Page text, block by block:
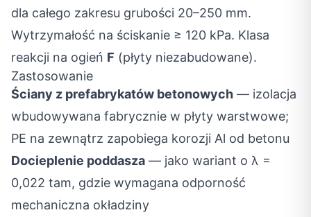
dla całego zakresu grubości 20–250 mm.
Wytrzymałość na ściskanie ≥ 120 kPa. Klasa
reakcji na ogień F (płyty niezabudowane).
Zastosowanie
Ściany z prefabrykatów betonowych — izolacja
wbudowywana fabrycznie w płyty warstwowe;
PE na zewnątrz zapobiega korozji Al od betonu
Docieplenie poddasza — jako wariant o λ =
0,022 tam, gdzie wymagana odporność
mechaniczna okładziny